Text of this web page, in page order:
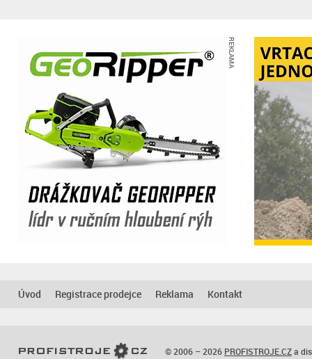
REKLAMA
Úvod Registrace prodejce Reklama Kontakt
© 2006 – 2026 PROFISTROJE.CZa